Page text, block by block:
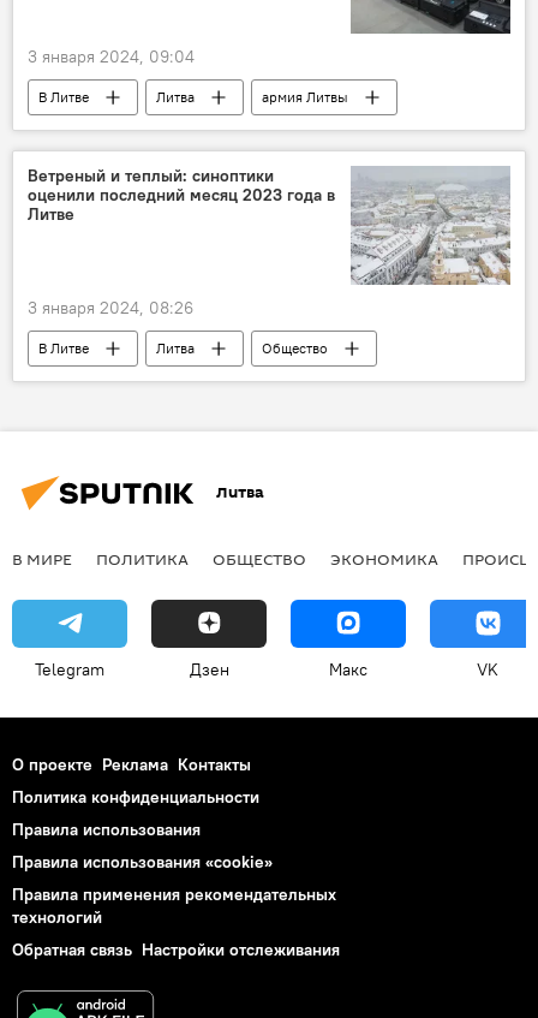
3 января 2024, 09:04
В Литве Литва
армия Литвы
Минобороны Литвы
вооружение
поставки
поставки вооружения
поставки оружия
Ветреный и теплый: синоптики
оценили последний месяц 2023 года в
Литве
3 января 2024, 08:26
В Литве Литва
Общество
погода
Погода в Литве и Балтии
Литва
В МИРЕ ПОЛИТИКА ОБЩЕСТВО ЭКОНОМИКА
Telegram Дзен Макс VK
О проекте Реклама Контакты
Политика конфиденциальности
Правила использования
Правила использования «cookie»
Правила применения рекомендательных
технологий
Обратная связь Настройки отслеживания